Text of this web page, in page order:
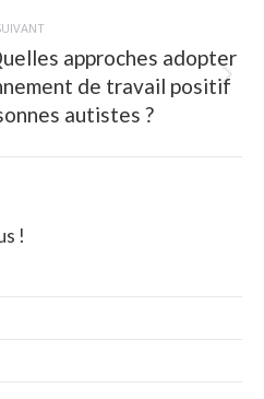
Article
:
approches adopter
de travail positif
autistes ?
!